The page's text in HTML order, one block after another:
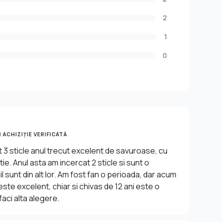
2
1
0
ACHIZIȚIE VERIFICATĂ
3 sticle anul trecut excelent de savuroase, cu
Anul asta am incercat 2 sticle si sunt o
din alt lor. Am fost fan o perioada, dar acum
excelent, chiar si chivas de 12 ani este o
alta alegere.